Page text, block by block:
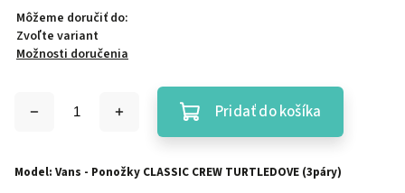
Môžeme doručiť do:
Zvoľte variant
Možnosti doručenia
Pridať do košíka
Model: Vans - Ponožky CLASSIC CREW TURTLEDOVE (3páry)